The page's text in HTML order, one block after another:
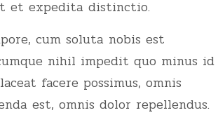
et expedita distinctio.
cum soluta nobis est
nihil impedit quo minus id
facere possimus, omnis
est, omnis dolor repellendus.